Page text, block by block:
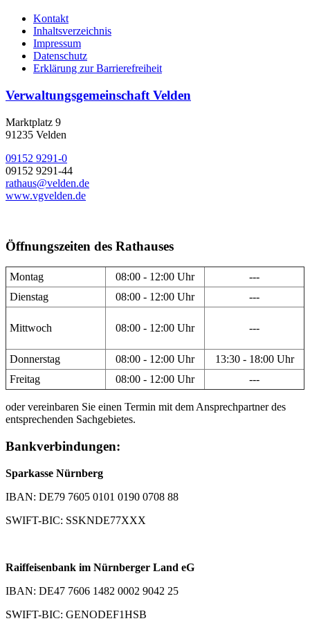
Kontakt
Inhaltsverzeichnis
Impressum
Datenschutz
Erklärung zur Barrierefreiheit
Verwaltungsgemeinschaft Velden
Marktplatz 9
91235 Velden
09152 9291-0
09152 9291-44
rathaus@velden.de
www.vgvelden.de
Öffnungszeiten des Rathauses
Montag 08:00 - 12:00 Uhr
---
Dienstag
08:00 - 12:00 Uhr ---
Mittwoch 08:00 - 12:00 Uhr ---
Donnerstag 08:00 - 12:00 Uhr
13:30 - 18:00 Uhr
Freitag
08:00 - 12:00 Uhr ---
oder vereinbaren Sie einen Termin mit dem Ansprechpartner des
entsprechenden Sachgebietes.
Bankverbindungen:
Sparkasse Nürnberg
IBAN: DE79 7605 0101 0190 0708 88
SWIFT-BIC: SSKNDE77XXX
Raiffeisenbank im Nürnberger Land eG
IBAN: DE47 7606 1482 0002 9042 25
SWIFT-BIC: GENODEF1HSB